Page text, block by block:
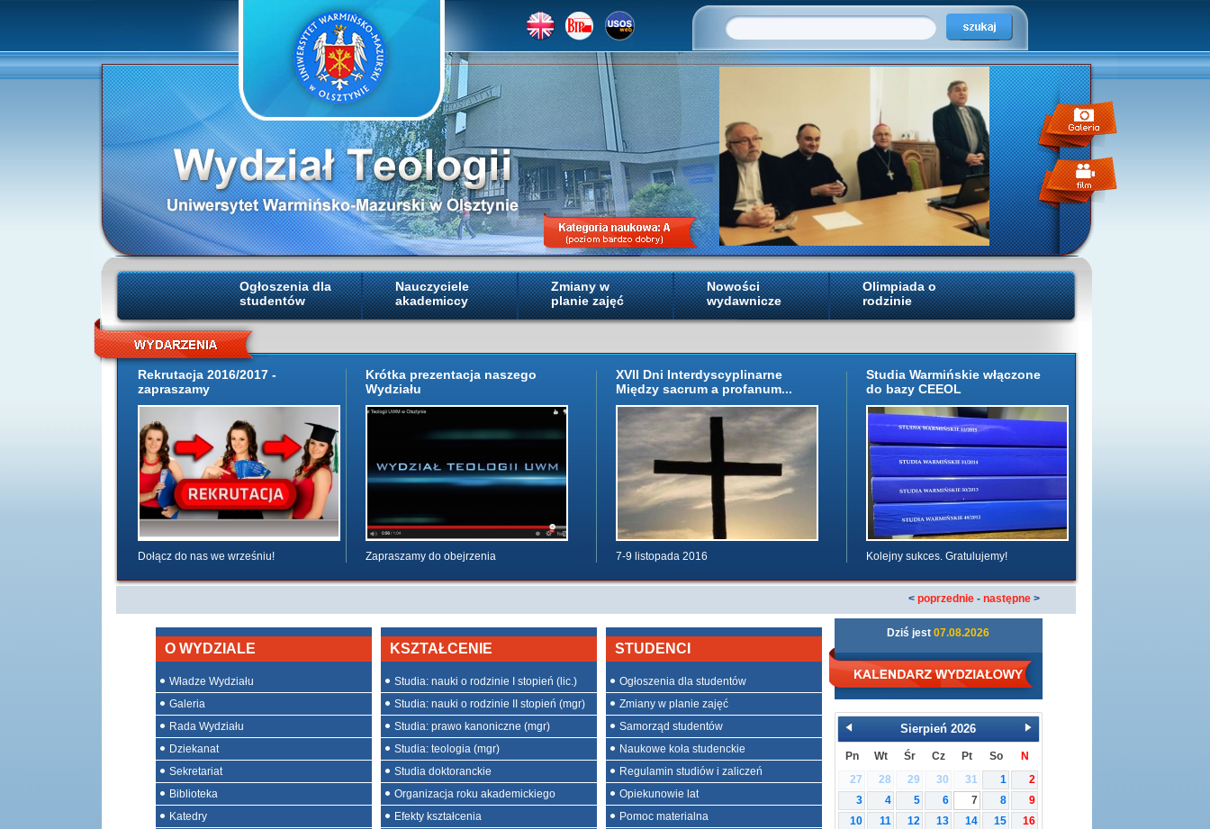
Ogłoszenia dla
studentów
Nauczyciele
akademiccy
Zmiany w
planie zajęć
Nowości
wydawnicze
Olimpiada o
rodzinie
Rekrutacja 2016/2017 -
zapraszamy
Dołącz do nas we wrześniu!
Krótka prezentacja naszego
Wydziału
Zapraszamy do obejrzenia
XVII Dni Interdyscyplinarne
Między sacrum a profanum...
7-9 listopada 2016
Studia Warmińskie włączone
do bazy CEEOL
Kolejny sukces. Gratulujemy!
< poprzednie- następne>
O WYDZIALE
Władze Wydziału
Galeria
Rada Wydziału
Dziekanat
Sekretariat
Biblioteka
Katedry
KSZTAŁCENIE
Studia: nauki o rodzinie I stopień (lic.)
Studia: nauki o rodzinie II stopień (mgr)
Studia: prawo kanoniczne (mgr)
Studia: teologia (mgr)
Studia doktoranckie
Organizacja roku akademickiego
Efekty kształcenia
STUDENCI
Ogłoszenia dla studentów
Zmiany w planie zajęć
Samorząd studentów
Naukowe koła studenckie
Regulamin studiów i zaliczeń
Opiekunowie lat
Pomoc materialna
Dziś jest 07.08.2026
Sierpień 2026
Pn Wt Śr Cz Pt So
N
27
28 29 30 31 1
2
3
4 5 6 7 8
9
10
11 12 13 14 15
16